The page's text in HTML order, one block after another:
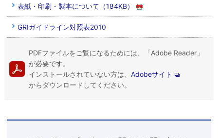
表紙・印刷・製本について（184KB）
GRIガイドライン対照表2010
PDFファイルをご覧になるためには、「Adobe Reader」
が必要です。
インストールされていない方は、 Adobeサイト
からダウンロードしてください。